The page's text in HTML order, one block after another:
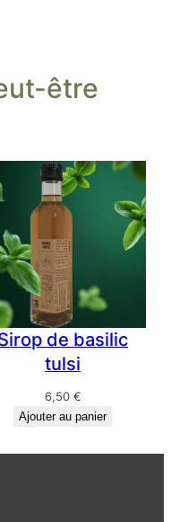
être
de basilic
tulsi
6,50 €
Ajouter au panier